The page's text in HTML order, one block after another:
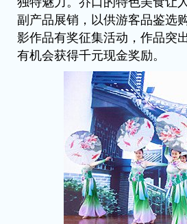
副产品展销，以供游客品鉴选
影作品有奖征集活动，作品突
有机会获得千元现金奖励。